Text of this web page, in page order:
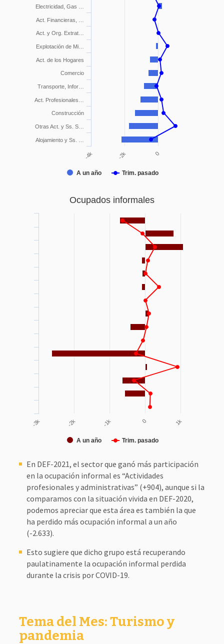
A un año Trim. pasado
Electricidad, Gas …
Act. Financieras, …
Act. y Org. Extrat…
Explotación de Mi…
Act. de los Hogares
Comercio
Transporte, Infor…
Act. Profesionales…
Construcción
Otras Act. y Ss. S…
Alojamiento y Ss. …
-2k 0
-4k
Ocupados informales
A un año Trim. pasado
-3k -2k -1k 0 1k
En DEF-2021, el sector que ganó más participación
en la ocupación informal es “Actividades
profesionales y administrativas” (+904), aunque si la
comparamos con la situación vivida en DEF-2020,
podemos apreciar que esta área es también la que
ha perdido más ocupación informal a un año
(-2.633).
Esto sugiere que dicho grupo está recuperando
paulatinamente la ocupación informal perdida
durante la crisis por COVID-19.
Tema del Mes: Turismo y
pandemia